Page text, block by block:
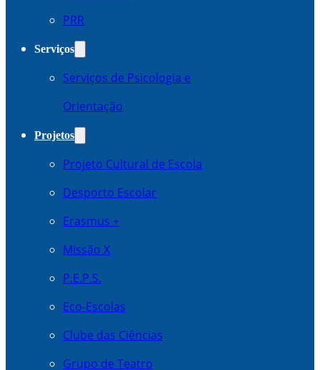
PRR
Serviços
Serviços de Psicologia e
Orientação
Projetos
Projeto Cultural de Escola
Desporto Escolar
Erasmus +
Missão X
P.E.P.S.
Eco-Escolas
Clube das Ciências
Grupo de Teatro